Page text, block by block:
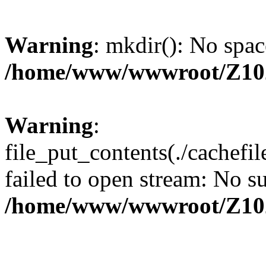
Warning: mkdir(): No
/home/www/wwwroot/
Warning:
file_put_contents(./
failed to open stream: No
/home/www/wwwroot/